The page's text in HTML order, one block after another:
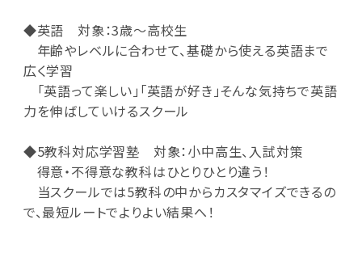
◆英語 対象：3歳～高校生
年齢やレベルに合わせて、基礎から使える英語まで
広く学習
「英語って楽しい」「英語が好き」そんな気持ちで英語
力を伸ばしていけるスクール
◆5教科対応学習塾 対象：小中高生、入試対策
得意・不得意な教科はひとりひとり違う！
当スクールでは5教科の中からカスタマイズできるの
で、最短ルートでよりよい結果へ！